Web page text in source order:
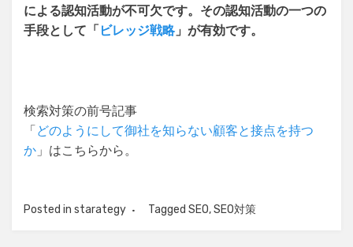
による認知活動が不可欠です。その認知活動の一つの
手段として「 ビレッジ戦略」が有効です。
検索対策の前号記事
「どのようにして御社を知らない顧客と接点を持つ
か 」はこちらから。
Posted in starategy Tagged SEO,SEO対策